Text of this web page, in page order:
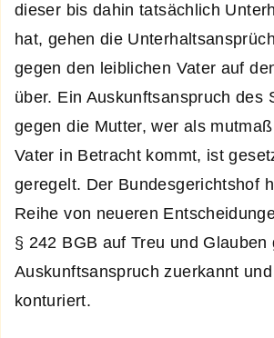
dieser bis dahin tatsächlich
hat, gehen die
gegen den leiblichen Vater auf
über. Ein Auskunftsanspruch des
gegen die Mutter, wer als
Vater in Betracht kommt, ist
geregelt. Der Bundesgerichtshof
Reihe von neueren
§ 242 BGB auf Treu und Glauben
Auskunftsanspruch zuerkannt
konturiert.